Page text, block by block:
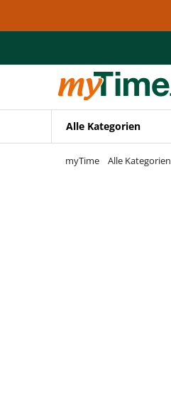
Zur Navigation springen
Alle Kategorien
myTime Alle Kategorien